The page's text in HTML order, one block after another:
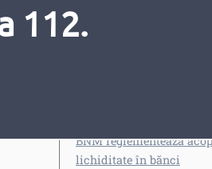
Fonturi
112.Vezi și
repartizare și utilizare
BNM reglementează
lichiditate în bănci